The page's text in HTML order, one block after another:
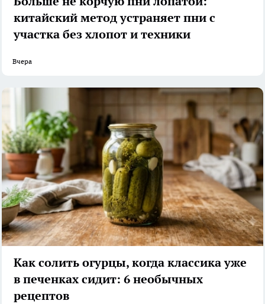
китайский метод устраняет пни с
участка без хлопот и техники
Вчера
Как солить огурцы, когда классика уже
в печенках сидит: 6 необычных
рецептов